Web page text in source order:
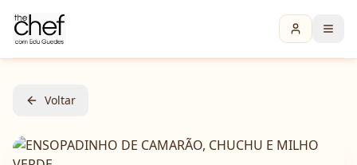
Voltar